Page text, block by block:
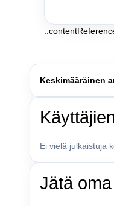
Keskimääräinen
Ei vielä julkaistuja
Jätä